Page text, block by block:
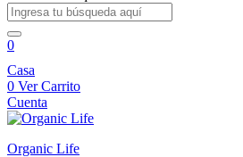
0
Casa
0 Ver Carrito
Cuenta
Organic Life